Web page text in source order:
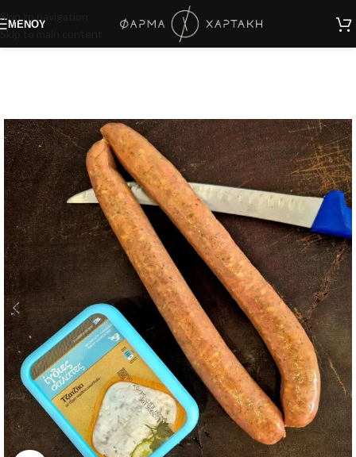
Skip to navigation
Skip to main content
ΜΕΝΟΎ